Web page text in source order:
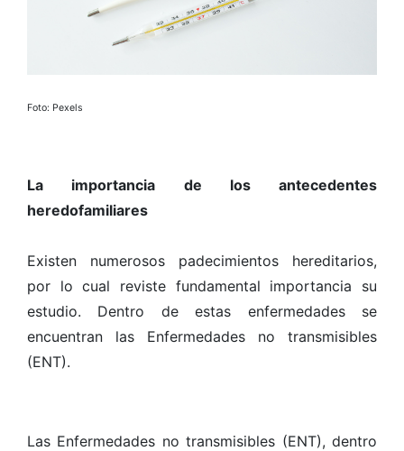
Foto: Pexels
La importancia de los antecedentes
heredofamiliares
Existen numerosos padecimientos hereditarios,
por lo cual reviste fundamental importancia su
estudio. Dentro de estas enfermedades se
encuentran las Enfermedades no transmisibles
(ENT).
Las Enfermedades no transmisibles (ENT), dentro